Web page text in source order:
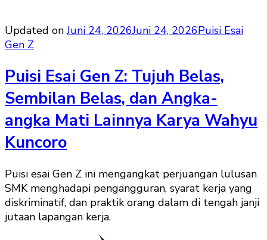
Updated onJuni 24, 2026Juni 24, 2026Puisi Esai
Gen Z
Puisi Esai Gen Z: Tujuh Belas,
Sembilan Belas, dan Angka-
angka Mati Lainnya Karya Wahyu
Kuncoro
Puisi esai Gen Z ini mengangkat perjuangan lulusan
SMK menghadapi pengangguran, syarat kerja yang
diskriminatif, dan praktik orang dalam di tengah janji
jutaan lapangan kerja.